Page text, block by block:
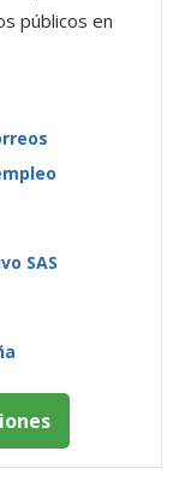
públicos en
SAS